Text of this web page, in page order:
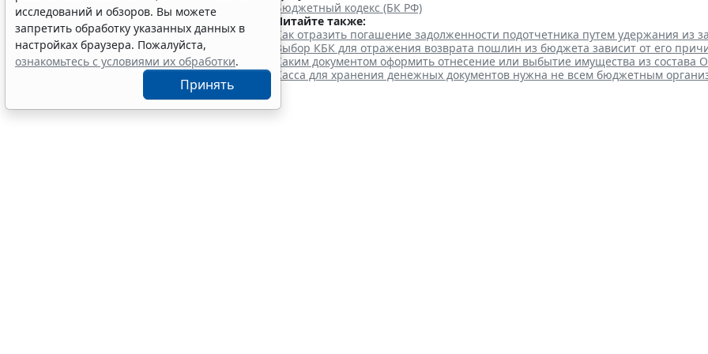
7 авг 12:15Образование
Бюджетный кодекс (БК РФ)
Читайте также:
Как отразить погашение задолженности подотчетника путем удержания из
Выбор КБК для отражения возврата пошлин из бюджета зависит от его
Каким документом оформить отнесение или выбытие имущества из состава
Касса для хранения денежных документов нужна не всем бюджетным
исследований и обзоров. Вы можете
запретить обработку указанных данных в
настройках браузера. Пожалуйста,
ознакомьтесь с условиями их обработки.
Принять